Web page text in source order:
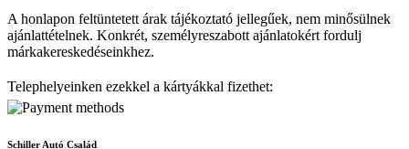
A honlapon feltüntetett árak tájékoztató jellegűek, nem minősülnek
ajánlattételnek. Konkrét, személyreszabott ajánlatokért fordulj
márkakereskedéseinkhez.
Telephelyeinken ezekkel a kártyákkal fizethet:
Schiller Autó Család